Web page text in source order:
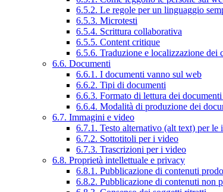
6.5.2. Le regole per un linguaggio
6.5.3. Microtesti
6.5.4. Scrittura collaborativa
6.5.5. Content critique
6.5.6. Traduzione e localizzazione dei
6.6. Documenti
6.6.1. I documenti vanno sul web
6.6.2. Tipi di documenti
6.6.3. Formato di lettura dei
6.6.4. Modalità di produzione dei
6.7. Immagini e video
6.7.1. Testo alternativo (alt text) per le
6.7.2. Sottotitoli per i video
6.7.3. Trascrizioni per i video
6.8. Proprietà intellettuale e privacy
6.8.1. Pubblicazione di contenuti
6.8.2. Pubblicazione di contenuti non